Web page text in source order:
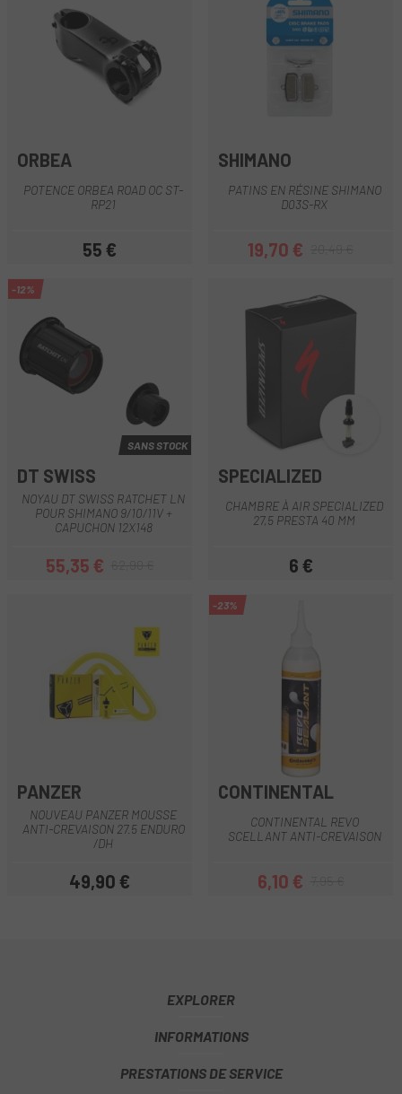
ORBEA
POTENCE ORBEA ROAD OC ST-
RP21
Prix
55 €
SHIMANO
PATINS EN RÉSINE SHIMANO
D03S-RX
Prix
19,70 €Prix habituel
-12%
SANS STOCK
DT SWISS
NOYAU DT SWISS RATCHET LN
POUR SHIMANO 9/10/11V +
CAPUCHON 12X148
Prix
55,35 €Prix habituel
SPECIALIZED
CHAMBRE À AIR SPECIALIZED
27,5 PRESTA 40 MM
Prix
6 €
PANZER
NOUVEAU PANZER MOUSSE
ANTI-CREVAISON 27.5 ENDURO
/DH
Prix
49,90 €
-23%
CONTINENTAL
CONTINENTAL REVO
SCELLANT ANTI-CREVAISON
Prix
6,10 €Prix habituel
EXPLORER
INFORMATIONS
PRESTATIONS DE SERVICE